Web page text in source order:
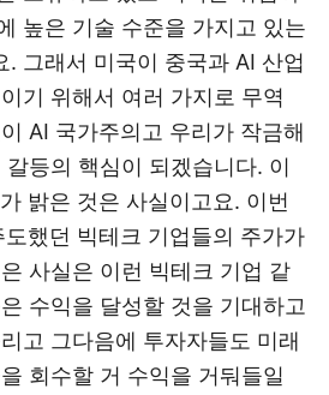
높은 기술 수준을 가지고 있는
. 그래서 미국이 중국과 AI 산업
기 위해서 여러 가지로 무역
AI 국가주의고 우리가 작금해
등의 핵심이 되겠습니다. 이
밝은 것은 사실이고요. 이번
했던 빅테크 기업들의 주가가
사실은 이런 빅테크 기업 같
수익을 달성할 것을 기대하고
고 그다음에 투자자들도 미래
회수할 거 수익을 거둬들일